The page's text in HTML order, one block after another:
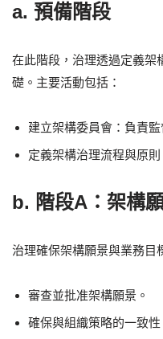
a. 預備階段
在此階段，治理透過定義架
礎。主要活動包括：
建立架構委員會：負責
定義架構治理流程與原則
b. 階段A：架構
治理確保架構願景與業務目
審查並批准架構願景。
確保與組織策略的一致性